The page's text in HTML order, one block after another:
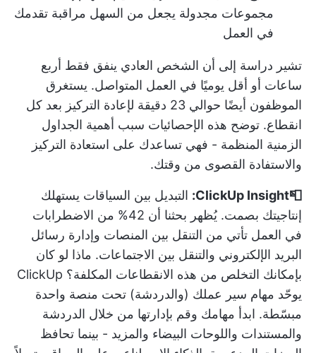
مجموعات مجدولة يجعل من السهل مراقبة تقدمك
في العمل
تشير دراسة إلى أن الشخص العادي ينفق فقط أربع
ساعات أو أقل يوميًا في العمل المتواصل. يستغرق
الموظفون أيضًا حوالي 23 دقيقة لإعادة التركيز
بعد كل
انقطاع. توضح هذه الإحصائيات سبب أهمية الجداول
الزمنية المنظمة - فهي تساعدك على استعادة التركيز
والاستفادة القصوى من وقتك.
📮ClickUp Insight:
التبديل بين السياقات يستهلك
إنتاجيتك بصمت. يُظهر بحثنا أن
42% من الاضطرابات
في العمل تأتي من التنقل بين المنصات وإدارة رسائل
البريد الإلكتروني والتنقل بين الاجتماعات. ماذا لو كان
بإمكانك التخلص من هذه الانقطاعات المكلفة؟ ClickUp
يوحّد مهام سير عملك (والدردشة) تحت منصة واحدة
مبسّطة. ابدأ مهامك وقم بإدارتها من خلال الدردشة
والمستندات واللوحات البيضاء والمزيد - بينما تحافظ